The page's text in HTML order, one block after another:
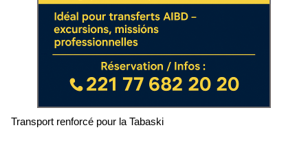
Transport renforcé pour la Tabaski